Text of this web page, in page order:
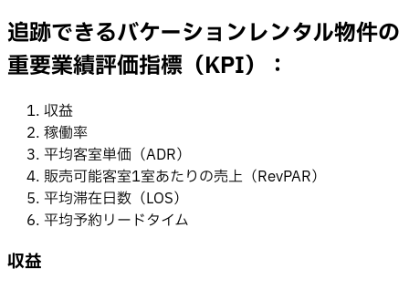
追跡できるバケーションレンタル物件の
重要業績評価指標（KPI）：
収益
稼働率
平均客室単価（ADR）
販売可能客室1室あたりの売上（RevPAR）
平均滞在日数（LOS）
平均予約リードタイム
収益